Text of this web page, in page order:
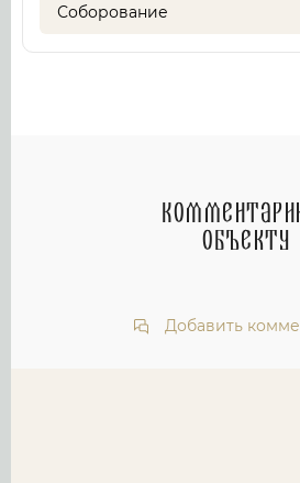
Соборование
объекту
Добавить